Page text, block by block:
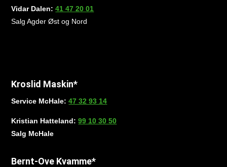
Vidar Dalen:41 47 20 01
Salg Agder Øst og Nord
Kroslid Maskin*
Service McHale:47 32 93 14
Kristian Hatteland:99 10 30 50
Salg McHale
Bernt-Ove Kvamme*